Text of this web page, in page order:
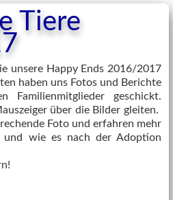
Tiere
unsere Happy Ends 2016/2017
haben uns Fotos und Berichte
Familienmitglieder geschickt.
über die Bilder gleiten.
Foto und erfahren mehr
und wie es nach der Adoption